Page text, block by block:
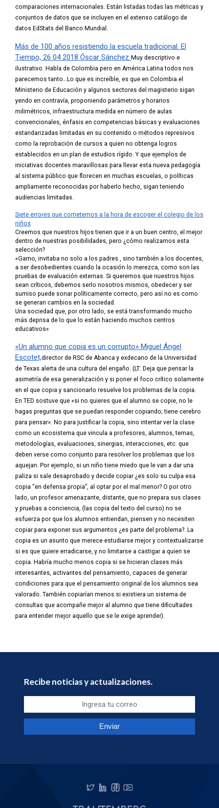
comparaciones internacionales. Están listadas todas las métricas y
conjuntos de datos que se incluyen en el extenso catálogo de
datos EdStats del Banco Mundial.
Más de 100 años resistiendo la escuela tradicional. El
Tiempo, 26 04 2018 Óscar Sánchez Muy descriptivo e
ilustrativo. Habla de Colombia pero en América Latina todos nos
parecemos tanto… Lo que es increíble, es que en Colombia el
Ministerio de Educación y algunos sectores del magisterio sigan
yendo en contravía, proponiendo parámetros y horarios
milimétricos, infraestructura medida en número de aulas
convencionales, énfasis en competencias básicas y evaluaciones
estandarizadas limitadas en su contenido o métodos represivos
como la reprobación de cursos a quien no obtenga logros
establecidos en un plan de estudios rígido. Y que ejemplos de
iniciativas docentes maravillosas para llevar esta nueva pedagogía
al sistema público que florecen en muchas escuelas, o políticas
ampliamente reconocidas por haberlo hecho, sigan teniendo
audiencias limitadas.
Siete errores que cometemos a la hora de escoger el colegio de los
niños
Creemos que nuestros hijos tienen que ir a un buen centro, el mejor
dentro de nuestras posibilidades, pero ¿cómo realizamos esta
selección?
«Gamo, invitaba no solo a los padres , sino también a los docentes,
a ser desobedientes cuando la ocasión lo merezca, como son las
pruebas de evaluación externas. Si queremos que nuestros hijos
sean críticos, debemos serlo nosotros mismos, obedecer y ser
sumiso puede sonar políticamente correcto, pero así no es como
se generan cambios en la sociedad.
Una sociedad que, por otro lado, se está transformando mucho
más deprisa de lo que lo están haciendo muchos centros
educativos»
«Un alumno que copia es un corrupto» Miguel Ángel
Escotet,director de RSC de Abanca y exdecano de la Universidad
de Texas alerta de una cultura del engaño. (LT: Deja que pensar la
asimetría de esa generalización y si poner el foco crítico solamente
en el que copia y sancionarlo resuelve los problemas de la copia.
En TED sostuve que «si no quieres que el alumno se copie, no le
hagas preguntas que se puedan responder copiando; tiene cerebro
para pensar». No para justificar la copia, sino intentar ver la clase
como un ecosistema que vincula a profesores, alumnos, temas,
metodologías, evaluaciones, sinergias, interacciones, etc. que
deben verse como conjunto para resolver los problemas que los
aquejan. Por ejemplo, si un niño tiene miedo que le van a dar una
paliza si sale desaprobado y decide copiar ¿es solo su culpa esa
copia “en defensa propia”, al optar por el mal menor? O por otro
lado, un profesor amenazante, distante, que no prepara sus clases
y pruebas a conciencia, (las copia del texto del curso) no se
esfuerza por que los alumnos entiendan, piensen y no necesiten
copiar para exponer sus argumentos ¿es parte del problema?. La
copia es un asunto que merece estudiarse mejor y contextualizarse
si es que quiere erradicarse, y no limitarse a castigar a quien se
copia. Habría mucho menos copia si se hicieran clases más
interesantes, activantes del pensamiento, capaces de generar
condiciones para que el pensamiento original de los alumnos sea
valorado. También copiarían menos si existiera un sistema de
consultas que acompañe mejor al alumno que tiene dificultades
para entender mejor aquello que se le exige aprender).
Recibe noticias y actualizaciones.